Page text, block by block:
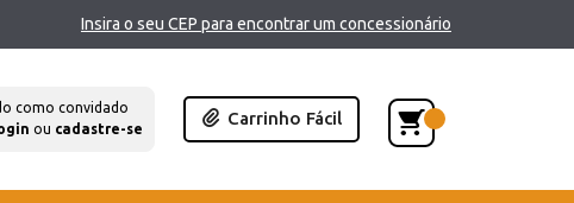
Insira o seu CEP para encontrar um concessionário
como convidado
ou cadastre-se
Carrinho Fácil